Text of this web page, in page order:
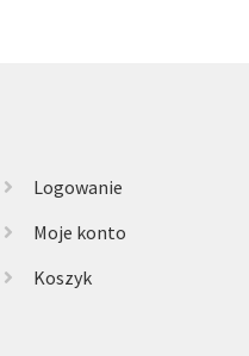
Logowanie
Moje konto
Koszyk